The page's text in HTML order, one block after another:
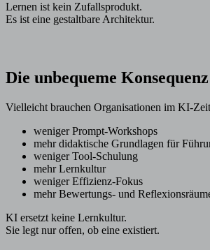
Lernen ist kein Zufallsprodukt.
Es ist eine gestaltbare Architektur.
Die unbequeme Konsequenz
Vielleicht brauchen Organisationen im KI-
weniger Prompt-Workshops
mehr didaktische Grundlagen für
weniger Tool-Schulung
mehr Lernkultur
weniger Effizienz-Fokus
mehr Bewertungs- und
KI ersetzt keine Lernkultur.
Sie legt nur offen, ob eine existiert.